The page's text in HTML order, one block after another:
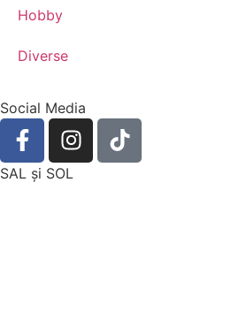
Hobby
Diverse
Social Media
SAL şi SOL